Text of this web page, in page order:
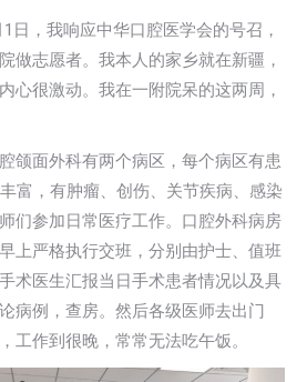
日，我响应中华口腔医学会的号召，
做志愿者。我本人的家乡就在新疆，
心很激动。我在一附院呆的这两周，
颌面外科有两个病区，每个病区有患
富，有肿瘤、创伤、关节疾病、感染
们参加日常医疗工作。口腔外科病房
上严格执行交班，分别由护士、值班
术医生汇报当日手术患者情况以及具
病例，查房。然后各级医师去出门
工作到很晚，常常无法吃午饭。